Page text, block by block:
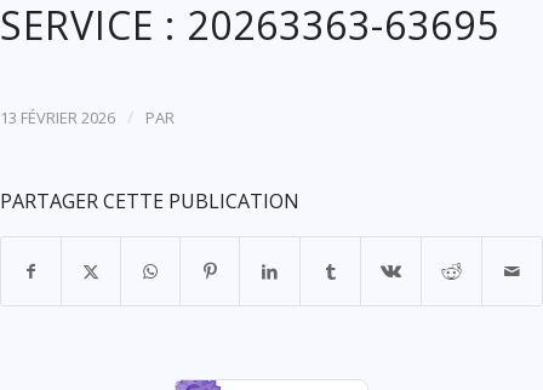
SERVICE : 20263363-63695
13 FÉVRIER 2026 / PAR
PARTAGER CETTE PUBLICATION